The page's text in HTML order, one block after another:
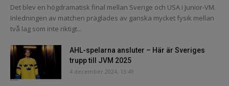
Det blev en högdramatisk final mellan Sverige och USA i Junior-VM.
Inledningen av matchen präglades av ganska mycket fysik mellan
två lag som inte riktigt...
AHL-spelarna ansluter – Här är Sveriges
trupp till JVM 2025
4 december 2024, 13:49